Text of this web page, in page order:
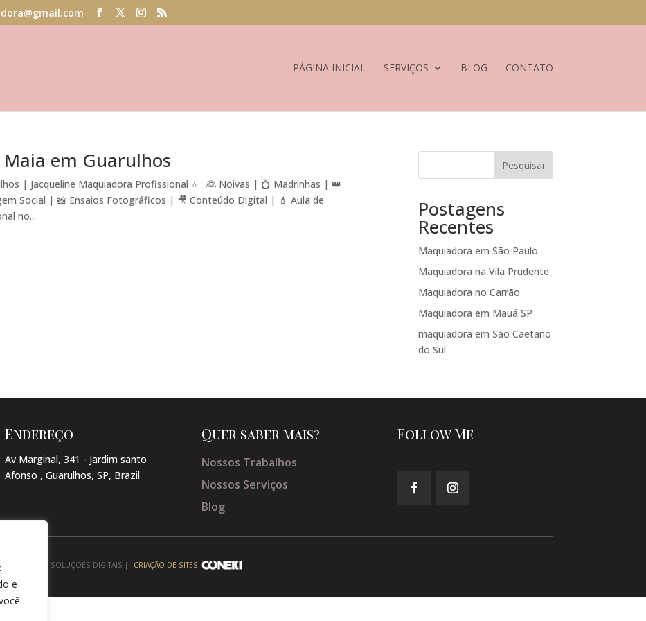
e
PÁGINA INICIAL SERVIÇOS BLOG CONTATO
em Guarulhos
| Jacqueline Maquiadora Profissional ⭐ 👰 Noivas | 💍 Madrinhas | 👑
Social | 📸 Ensaios Fotográficos | 🎥 Conteúdo Digital | 💄 Aula de
no...
Pesquisar
Postagens
Recentes
Maquiadora em São Paulo
Maquiadora na Vila Prudente
Maquiadora no Carrão
Maquiadora em Mauá SP
maquiadora em São Caetano
do Sul
Endereço
Av Marginal, 341 - Jardim santo
Afonso , Guarulhos, SP, Brazil
Quer saber mais?
Nossos Trabalhos
Nossos Serviços
Blog
Follow Me
CONEKI - SOLUÇÕES DIGITAIS | CRIAÇÃO DE SITES